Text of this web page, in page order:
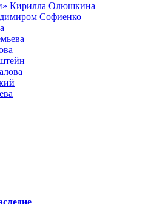
Кирилла Олюшкина
Софиенко